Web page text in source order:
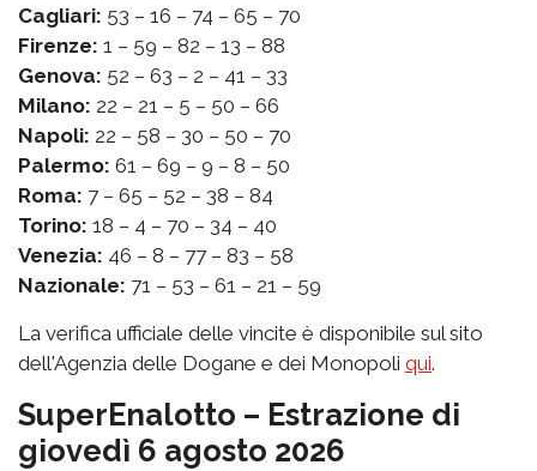
Cagliari: 53 – 16 – 74 – 65 – 70
Firenze: 1 – 59 – 82 – 13 – 88
Genova: 52 – 63 – 2 – 41 – 33
Milano: 22 – 21 – 5 – 50 – 66
Napoli: 22 – 58 – 30 – 50 – 70
Palermo: 61 – 69 – 9 – 8 – 50
Roma: 7 – 65 – 52 – 38 – 84
Torino: 18 – 4 – 70 – 34 – 40
Venezia: 46 – 8 – 77 – 83 – 58
Nazionale: 71 – 53 – 61 – 21 – 59
La verifica ufficiale delle vincite è disponibile sul sito
dell'Agenzia delle Dogane e dei Monopoli qui.
SuperEnalotto – Estrazione di
giovedì 6 agosto 2026